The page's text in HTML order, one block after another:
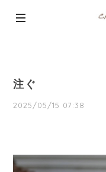
注ぐ
2025/05/15 07:38